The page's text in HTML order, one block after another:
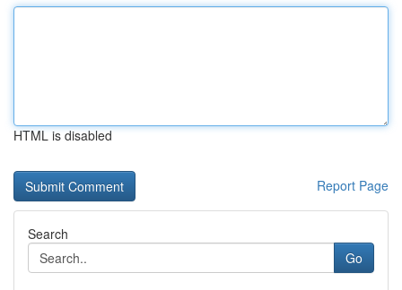
HTML is disabled
Report Page
Search
Go